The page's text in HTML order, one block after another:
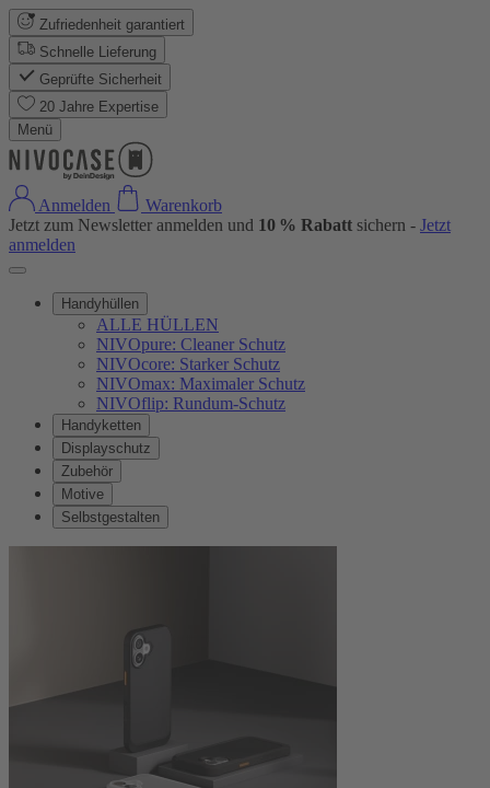
Zufriedenheit garantiert
Schnelle Lieferung
Geprüfte Sicherheit
20 Jahre Expertise
Menü
Anmelden
Warenkorb
Jetzt zum Newsletter anmelden und 10 % Rabatt sichern - Jetzt
anmelden
Handyhüllen
ALLE HÜLLEN
NIVOpure: Cleaner Schutz
NIVOcore: Starker Schutz
NIVOmax: Maximaler Schutz
NIVOflip: Rundum-Schutz
Handyketten
Displayschutz
Zubehör
Motive
Selbstgestalten